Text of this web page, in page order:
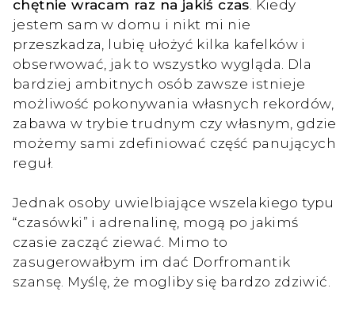
chętnie wracam raz na jakiś czas . Kiedy
jestem sam w domu i nikt mi nie
przeszkadza, lubię ułożyć kilka kafelków i
obserwować, jak to wszystko wygląda. Dla
bardziej ambitnych osób zawsze istnieje
możliwość pokonywania własnych rekordów,
zabawa w trybie trudnym czy własnym, gdzie
możemy sami zdefiniować część panujących
reguł.
Jednak osoby uwielbiające wszelakiego typu
“czasówki” i adrenalinę, mogą po jakimś
czasie zacząć ziewać. Mimo to
zasugerowałbym im dać Dorfromantik
szansę. Myślę, że mogliby się bardzo zdziwić.